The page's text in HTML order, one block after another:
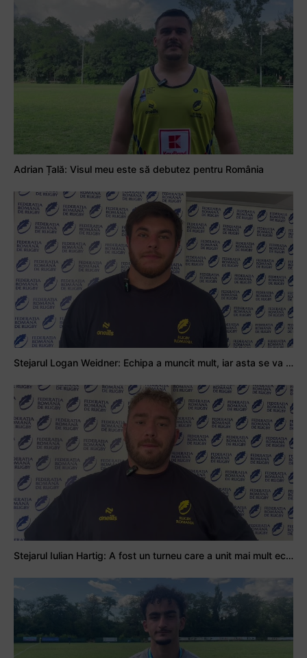
Adrian Țală: Visul meu este să debutez pentru România
Stejarul Logan Weidner: Echipa a muncit mult, iar asta se va vedea în meciurile de la Nations Cup
Stejarul Iulian Hartig: A fost un turneu care a unit mai mult echipa